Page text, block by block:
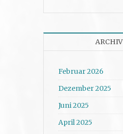
ARCHIV
Februar 2026
Dezember 2025
Juni 2025
April 2025